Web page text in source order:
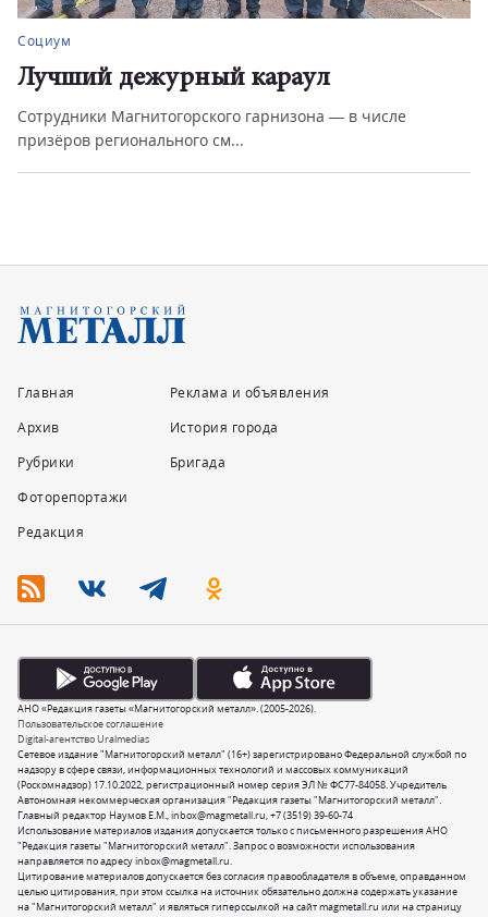
Социум
Лучший дежурный караул
Сотрудники Магнитогорского гарнизона — в числе
призёров регионального см...
Главная
Архив
Рубрики
Фоторепортажи
Редакция
Реклама и объявления
История города
Бригада
Сетевое издание "Магнитогорский металл" (16+) зарегистрировано Федеральной службой по
надзору в сфере связи, информационных технологий и массовых коммуникаций
(Роскомнадзор) 17.10.2022, регистрационный номер серия ЭЛ № ФС77-84058. Учредитель
Автономная некоммерческая организация "Редакция газеты "Магнитогорский металл".
Главный редактор Наумов Е.М.,inbox@magmetall.ru,+7 (3519) 39-60-74
Использование материалов издания допускается только с письменного разрешения АНО
"Редакция газеты "Магнитогорский металл". Запрос о возможности использования
направляется по адресуinbox@magmetall.ru.
Цитирование материалов допускается без согласия правообладателя в объеме, оправданном
целью цитирования, при этом ссылка на источник обязательно должна содержать указание
на "Магнитогорский металл" и являться гиперссылкой на сайт magmetall.ru или на страницу
Пользовательское соглашение
Digital-агентство Uralmedias
АНО «Редакция газеты «Магнитогорский металл». (2005-2026).